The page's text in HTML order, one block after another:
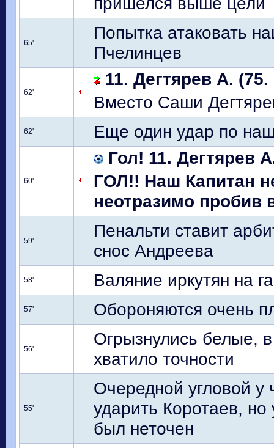
65'
Попытка атаковать
Пчелинцев
62'
11. Дегтярев А.
Вместо Саши
62' Еще один удар по
60'
Гол! 11. Дегтярев
ГОЛ!! Наш Капитан
неотразимо пробив
59'
Пенальти ставит
снос Андреева
58' Валяние иркутян на
57' Обороняются очень
56'
Огрызнулись белые,
хватило точности
55'
Очередной угловой у
ударить Коротаев,
был неточен